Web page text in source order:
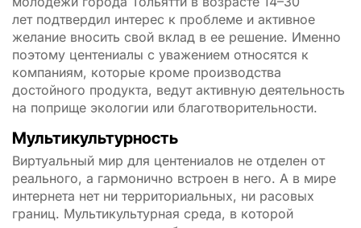
лет подтвердил интерес к проблеме и активное
желание вносить свой вклад в ее решение. Именно
поэтому центениалы с уважением относятся к
компаниям, которые кроме производства
достойного продукта, ведут активную деятельность
на поприще экологии или благотворительности.
Мультикультурность
Виртуальный мир для центениалов не отделен от
реального, а гармонично встроен в него. А в мире
интернета нет ни территориальных, ни расовых
границ. Мультикультурная среда, в которой